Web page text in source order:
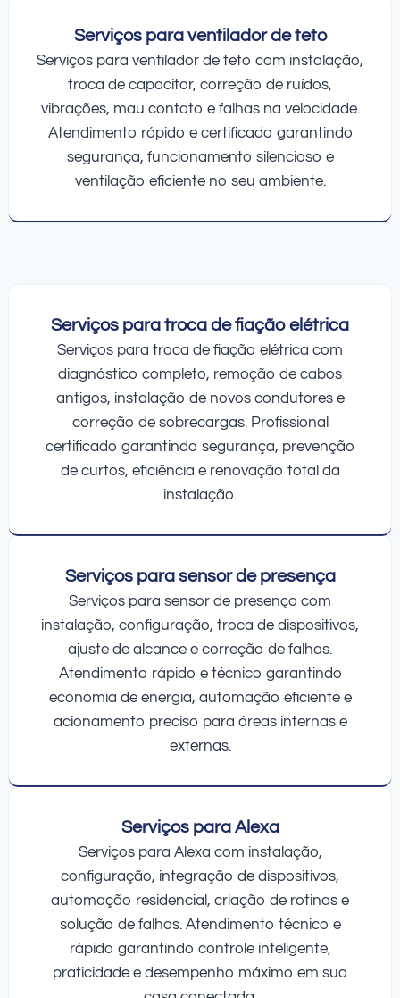
Serviços para ventilador de teto
Serviços para ventilador de teto com instalação,
troca de capacitor, correção de ruídos,
vibrações, mau contato e falhas na velocidade.
Atendimento rápido e certificado garantindo
segurança, funcionamento silencioso e
ventilação eficiente no seu ambiente.
Serviços para troca de fiação elétrica
Serviços para troca de fiação elétrica com
diagnóstico completo, remoção de cabos
antigos, instalação de novos condutores e
correção de sobrecargas. Profissional
certificado garantindo segurança, prevenção
de curtos, eficiência e renovação total da
instalação.
Serviços para sensor de presença
Serviços para sensor de presença com
instalação, configuração, troca de dispositivos,
ajuste de alcance e correção de falhas.
Atendimento rápido e técnico garantindo
economia de energia, automação eficiente e
acionamento preciso para áreas internas e
externas.
Serviços para Alexa
Serviços para Alexa com instalação,
configuração, integração de dispositivos,
automação residencial, criação de rotinas e
solução de falhas. Atendimento técnico e
rápido garantindo controle inteligente,
praticidade e desempenho máximo em sua